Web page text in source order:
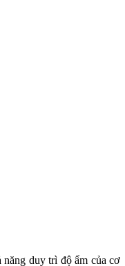
duy trì độ ẩm của cơ